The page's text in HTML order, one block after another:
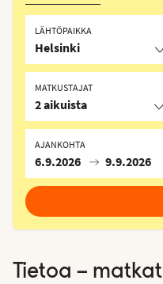
LÄHTÖPAIKKA
Helsinki
AJANKOHTA
6.9.2026 9.9.2026
MATKUSTAJAT
2 aikuista
Tietoa – matkat